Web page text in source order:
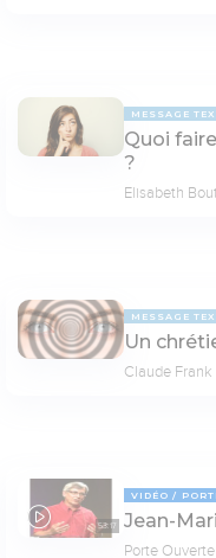
MESSAGE
Quoi
?
Elisabeth
MESSAGE
Un
Claude Frank
53:17
VIDÉO
Jean-
Porte